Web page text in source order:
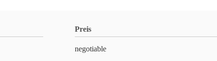
Preis
negotiable